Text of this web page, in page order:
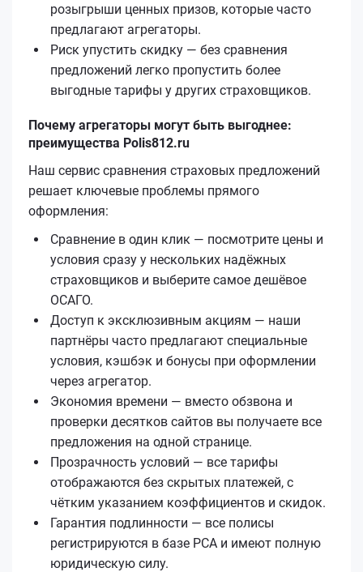
розыгрыши ценных призов, которые часто
предлагают агрегаторы.
Риск упустить скидку — без сравнения
предложений легко пропустить более
выгодные тарифы у других страховщиков.
Почему агрегаторы могут быть выгоднее:
преимущества Polis812.ru
Наш сервис сравнения страховых предложений
решает ключевые проблемы прямого
оформления:
Сравнение в один клик — посмотрите цены и
условия сразу у нескольких надёжных
страховщиков и выберите самое дешёвое
ОСАГО.
Доступ к эксклюзивным акциям — наши
партнёры часто предлагают специальные
условия, кэшбэк и бонусы при оформлении
через агрегатор.
Экономия времени — вместо обзвона и
проверки десятков сайтов вы получаете все
предложения на одной странице.
Прозрачность условий — все тарифы
отображаются без скрытых платежей, с
чётким указанием коэффициентов и скидок.
Гарантия подлинности — все полисы
регистрируются в базе РСА и имеют полную
юридическую силу.